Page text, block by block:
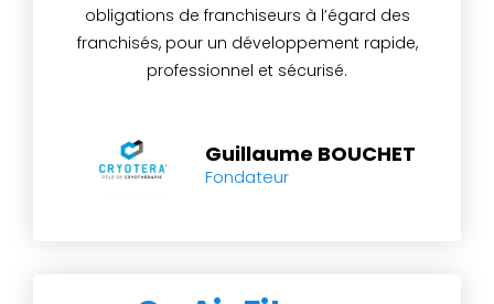
obligations de franchiseurs à l’égard des
franchisés, pour un développement rapide,
professionnel et sécurisé.
Guillaume BOUCHET
Fondateur